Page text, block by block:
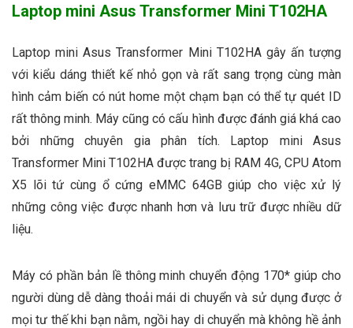
Laptop mini Asus Transformer Mini T102HA
Laptop mini Asus Transformer Mini T102HA gây ấn tượng
với kiểu dáng thiết kế nhỏ gọn và rất sang trọng cùng màn
hình cảm biến có nút home một chạm bạn có thể tự quét ID
rất thông minh. Máy cũng có cấu hình được đánh giá khá cao
bởi những chuyên gia phân tích. Laptop mini Asus
Transformer Mini T102HA được trang bị RAM 4G, CPU Atom
X5 lõi tứ cùng ổ cứng eMMC 64GB giúp cho việc xử lý
những công việc được nhanh hơn và lưu trữ được nhiều dữ
liệu.
Máy có phần bản lề thông minh chuyển động 170* giúp cho
người dùng dễ dàng thoải mái di chuyển và sử dụng được ở
mọi tư thế khi bạn nằm, ngồi hay di chuyển mà không hề ảnh